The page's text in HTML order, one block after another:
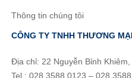
Thông tin chúng tôi
CÔNG TY TNHH THƯƠNG
Địa chỉ: 22 Nguyễn Bỉnh
Tel : 028 3588 0123 – 028